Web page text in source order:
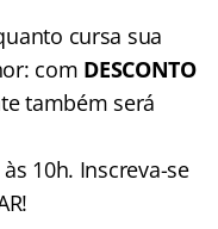
cursa sua
com DESCONTO
também será
às 10h. Inscreva-se